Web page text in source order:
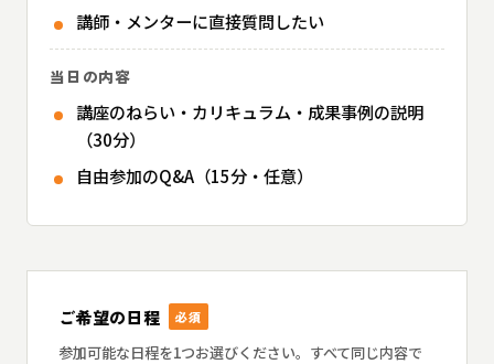
講師・メンターに直接質問したい
当日の内容
講座のねらい・カリキュラム・成果事例の説明
（30分）
自由参加のQ&A（15分・任意）
ご希望の日程 必須
参加可能な日程を1つお選びください。すべて同じ内容で